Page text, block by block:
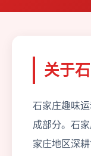
关于
石家庄趣味
成部分。石
家庄地区深